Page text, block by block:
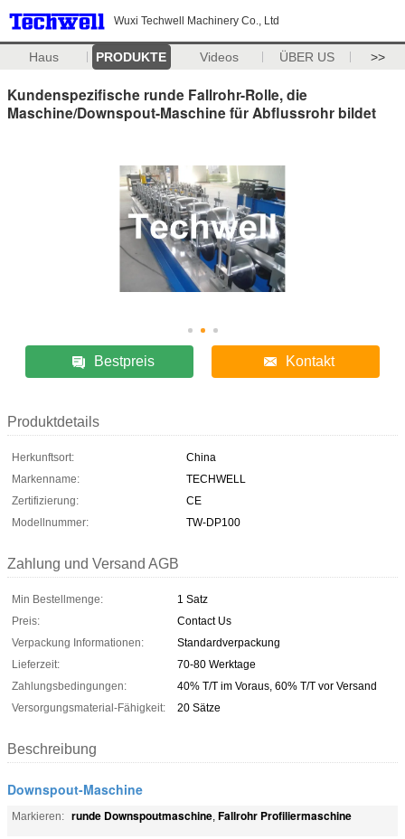
Wuxi Techwell Machinery Co., Ltd
Haus PRODUKTE Videos ÜBER US >>
Kundenspezifische runde Fallrohr-Rolle, die
Maschine/Downspout-Maschine für Abflussrohr bildet
Bestpreis Kontakt
Produktdetails
Herkunftsort:
China
Markenname:
TECHWELL
Zertifizierung:
CE
Modellnummer:
TW-DP100
Zahlung und Versand AGB
Min Bestellmenge:
1 Satz
Preis:
Contact Us
Verpackung Informationen:
Standardverpackung
Lieferzeit:
70-80 Werktage
Zahlungsbedingungen:
40% T/T im Voraus, 60% T/T vor Versand
Versorgungsmaterial-Fähigkeit:
20 Sätze
Beschreibung
Downspout-Maschine
Markieren: runde Downspoutmaschine, Fallrohr Profiliermaschine